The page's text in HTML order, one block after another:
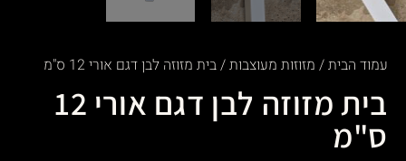
עמוד הבית/ מזוזות מעוצבות/ בית מזוזה לבן דגם אורי 12 ס"מ
בית מזוזה לבן דגם אורי 12
ס"מ